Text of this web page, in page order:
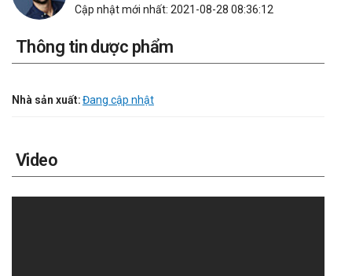
Cập nhật mới nhất: 2021-08-28 08:36:12
Thông tin dược phẩm
Nhà sản xuất:Đang cập nhật
Video